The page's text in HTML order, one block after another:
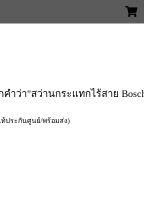
ำว่า"สว่านกระแทกไร้สาย
ท้ประกันศูนย์/พร้อมส่ง)